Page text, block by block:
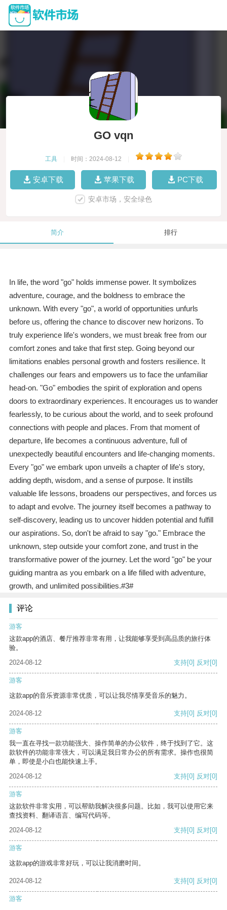
GO vqn
工具 时间：2024-08-12
安卓下载 苹果下载 PC下载
安卓市场，安全绿色
简介 排行
In life, the word "go" holds immense power. It symbolizes
adventure, courage, and the boldness to embrace the
unknown. With every "go", a world of opportunities unfurls
before us, offering the chance to discover new horizons. To
truly experience life's wonders, we must break free from our
comfort zones and take that first step. Going beyond our
limitations enables personal growth and fosters resilience. It
challenges our fears and empowers us to face the unfamiliar
head-on. "Go" embodies the spirit of exploration and opens
doors to extraordinary experiences. It encourages us to wander
fearlessly, to be curious about the world, and to seek profound
connections with people and places. From that moment of
departure, life becomes a continuous adventure, full of
unexpectedly beautiful encounters and life-changing moments.
Every "go" we embark upon unveils a chapter of life's story,
adding depth, wisdom, and a sense of purpose. It instills
valuable life lessons, broadens our perspectives, and forces us
to adapt and evolve. The journey itself becomes a pathway to
self-discovery, leading us to uncover hidden potential and fulfill
our aspirations. So, don't be afraid to say "go." Embrace the
unknown, step outside your comfort zone, and trust in the
transformative power of the journey. Let the word "go" be your
guiding mantra as you embark on a life filled with adventure,
growth, and unlimited possibilities.#3#
评论
游客
这款app的酒店、餐厅推荐非常有用，让我能够享受到高品质的旅行体
验。
2024-08-12
支持[0] 反对[0]
游客
这款app的音乐资源非常优质，可以让我尽情享受音乐的魅力。
2024-08-12 支持[0] 反对[0]
游客
我一直在寻找一款功能强大、操作简单的办公软件，终于找到了它。这
款软件的功能非常强大，可以满足我日常办公的所有需求。操作也很简
单，即使是小白也能快速上手。
2024-08-12
支持[0] 反对[0]
游客
这款软件非常实用，可以帮助我解决很多问题。比如，我可以使用它来
查找资料、翻译语言、编写代码等。
2024-08-12
支持[0] 反对[0]
游客
这款app的游戏非常好玩，可以让我消磨时间。
2024-08-12 支持[0] 反对[0]
游客